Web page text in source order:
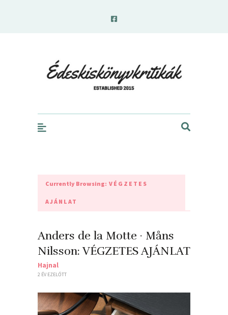
Currently Browsing: VÉGZETES
AJÁNLAT
Anders de la Motte · Måns
Nilsson: VÉGZETES AJÁNLAT
Hajnal
2 ÉV EZELŐTT